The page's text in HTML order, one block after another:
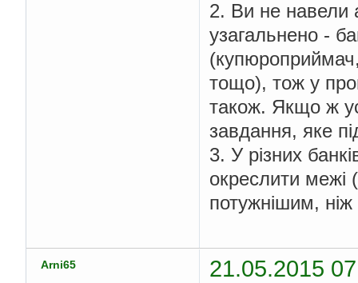
//
}
}
//проверка суммы
private
String
//если не
if (! isDouble
//если <
} else if (
//если >
} else if (
            message
2. Ви не навели
узагальнено -
тощо), тож у
також. Якщо ж
завдання, яке
3. У різних
окреслити межі
потужнішим,
Arni65 21.05.2015